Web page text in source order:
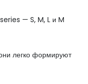
— S, M, L и M
легко формируют